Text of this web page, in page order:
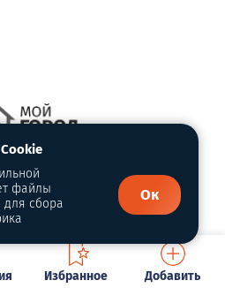
Избранное Добавить
файлы
для сбора
Ок